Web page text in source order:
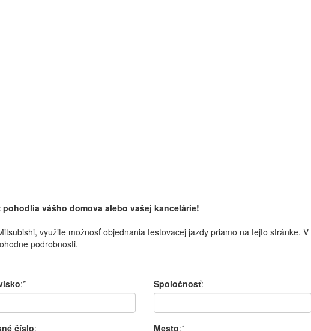
vášho domova alebo vašej kancelárie!
, využite možnosť objednania testovacej jazdy priamo na tejto stránke. V
podrobnosti.
:* Spoločnosť:
číslo: Mesto:*